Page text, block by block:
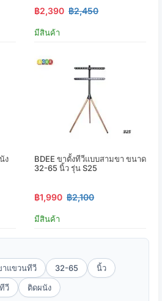
฿2,390 ฿2,450
มีสินค้า
ง
BDEE ขาตั้งทีวีแบบสามขา ขนาด
32-65 นิ้ว รุ่น S25
฿1,990 ฿2,100
มีสินค้า
าแขวนทีวี 32-65
นิ้ว
วี ติดผนัง